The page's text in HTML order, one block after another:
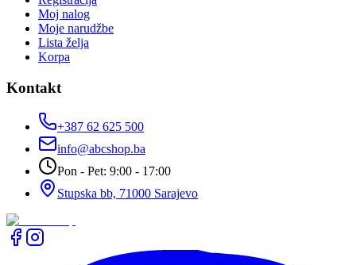
Moj nalog
Moje narudžbe
Lista želja
Korpa
Kontakt
+387 62 625 500
info@abcshop.ba
Pon - Pet: 9:00 - 17:00
Stupska bb, 71000 Sarajevo